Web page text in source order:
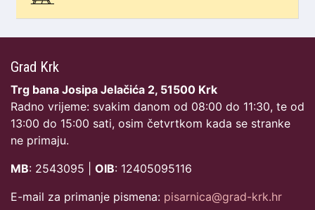
Grad Krk
Trg bana Josipa Jelačića 2, 51500 Krk
Radno vrijeme: svakim danom od 08:00 do 11:30, te od
13:00 do 15:00 sati, osim četvrtkom kada se stranke
ne primaju.
MB: 2543095 | OIB: 12405095116
E-mail za primanje pismena: pisarnica@grad-krk.hr